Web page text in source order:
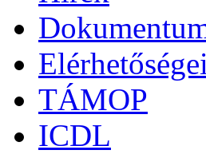
TÁMOP
ICDL